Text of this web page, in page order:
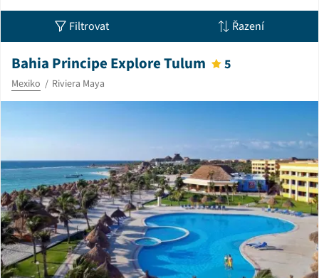
Filtrovat Řazení
Bahia Principe Explore Tulum 5
Mexiko Riviera Maya